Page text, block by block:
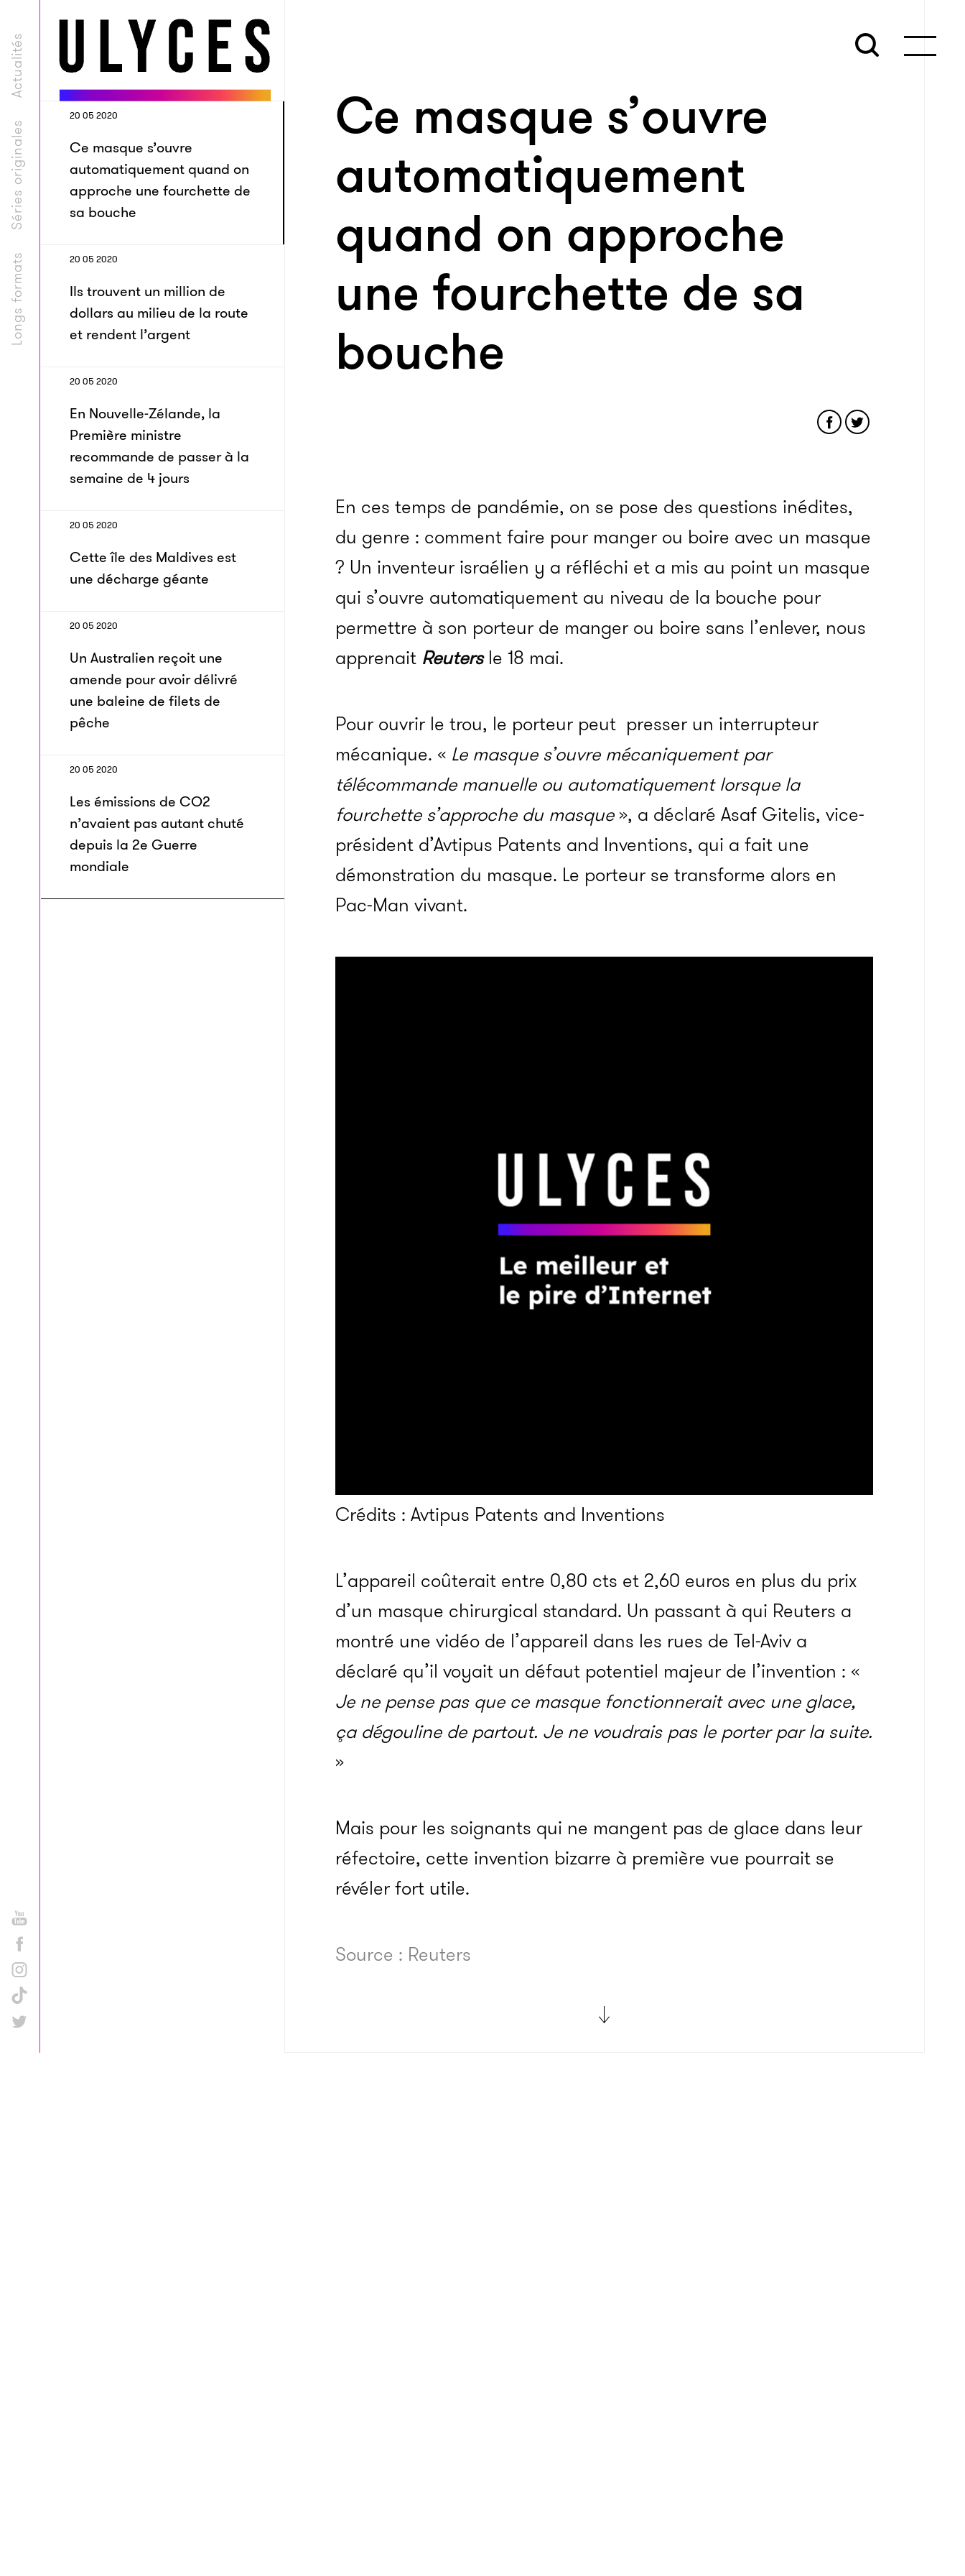
Longs formats
Séries originales
Actualités
20 05 2020
Ce masque s’ouvre
automatiquement quand on
approche une fourchette de
sa bouche
20 05 2020
Ils trouvent un million de
dollars au milieu de la route
et rendent l’argent
20 05 2020
En Nouvelle-Zélande, la
Première ministre
recommande de passer à la
semaine de 4 jours
20 05 2020
Cette île des Maldives est
une décharge géante
20 05 2020
Un Australien reçoit une
amende pour avoir délivré
une baleine de filets de
pêche
20 05 2020
Les émis­sions de CO2
n’avaient pas autant chuté
depuis la 2e Guerre
mondiale
Ce masque s’ouvre
automatiquement
quand on approche
une fourchette de sa
bouche
En ces temps de pandémie, on se pose des questions inédites,
du genre : comment faire pour manger ou boire avec un masque
? Un inventeur israélien y a réfléchi et a mis au point un masque
qui s’ouvre automatiquement au niveau de la bouche pour
permettre à son porteur de manger ou boire sans l’enlever, nous
apprenait Reutersle 18 mai.
Pour ouvrir le trou, le porteur peut presser un interrupteur
mécanique. « Le masque s’ouvre mécaniquement par
télécommande manuelle ou automatiquement lorsque la
fourchette s’approche du masque», a déclaré Asaf Gitelis, vice-
président d’Avtipus Patents and Inventions, qui a fait une
démonstration du masque. Le porteur se transforme alors en
Pac-Man vivant.
Crédits : Avtipus Patents and Inventions
L’appareil coûterait entre 0,80 cts et 2,60 euros en plus du prix
d’un masque chirurgical standard. Un passant à qui Reuters a
montré une vidéo de l’appareil dans les rues de Tel-Aviv a
déclaré qu’il voyait un défaut potentiel majeur de l’invention : «
Je ne pense pas que ce masque fonctionnerait avec une glace,
ça dégouline de partout. Je ne voudrais pas le porter par la suite.
»
Mais pour les soignants qui ne mangent pas de glace dans leur
réfectoire, cette invention bizarre à première vue pourrait se
révéler fort utile.
Source : Reuters